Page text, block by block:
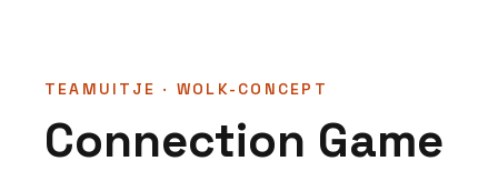
TEAMUITJE · WOLK-CONCEPT
Connection Game